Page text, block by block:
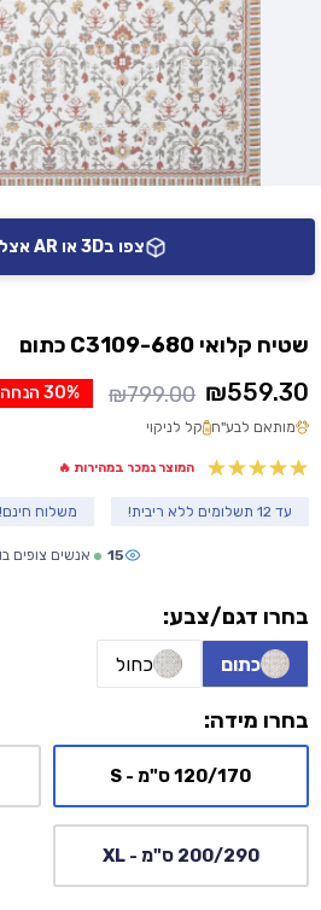
בחרו דגם/צבע:
כתום כחול
בחרו מידה:
120/170 ס"מ - S
200/290 ס"מ - XL
צפו ב3D או AR אצלכם בבית
שטיח קלואי C3109-680 כתום
30% הנחה ₪799.00
המחיר
המקורי
היה:
₪799.00.
₪559.30
המחיר
הנוכחי
הוא:
₪559.30.
מותאם לבע"ח קל לניקוי
המוצר נמכר במהירות 🔥
עד 12 תשלומים ללא ריבית! משלוח
15 אנשים צופים